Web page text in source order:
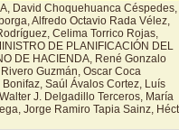
David Choquehuanca Céspedes,
Alfredo Octavio Rada Vélez,
Celima Torrico Rojas,
DE PLANIFICACIÓN DEL
DE HACIENDA, René Gonzalo
Guzmán, Oscar Coca
Saúl Ávalos Cortez, Luís
J. Delgadillo Terceros, María
Jorge Ramiro Tapia Sainz,